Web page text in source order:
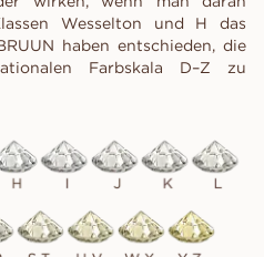
Wesselton und H das
haben entschieden, die
Farbskala D–Z zu